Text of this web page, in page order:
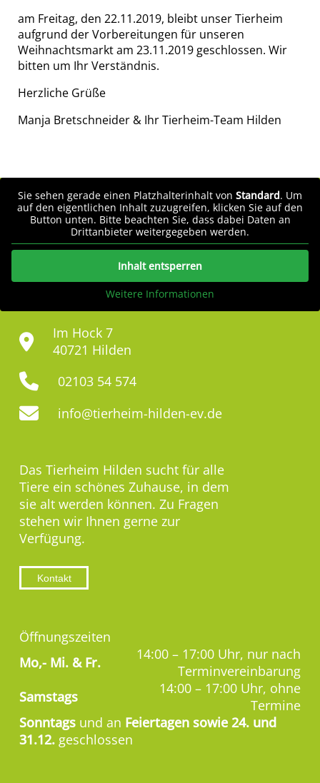
am Freitag, den 22.11.2019, bleibt unser Tierheim
aufgrund der Vorbereitungen für unseren
Weihnachtsmarkt am 23.11.2019 geschlossen. Wir
bitten um Ihr Verständnis.
Herzliche Grüße
Manja Bretschneider & Ihr Tierheim-Team Hilden
Sie sehen gerade einen Platzhalterinhalt von Standard. Um
auf den eigentlichen Inhalt zuzugreifen, klicken Sie auf den
Button unten. Bitte beachten Sie, dass dabei Daten an
Drittanbieter weitergegeben werden.
Inhalt entsperren
Weitere Informationen
Im Hock 7
40721 Hilden
02103 54 574
info@tierheim-hilden-ev.de
Das Tierheim Hilden sucht für alle
Tiere ein schönes Zuhause, in dem
sie alt werden können. Zu Fragen
stehen wir Ihnen gerne zur
Verfügung.
Kontakt
Öffnungszeiten
Mo,- Mi. & Fr.
14:00 – 17:00 Uhr, nur nach
Terminvereinbarung
Samstags
14:00 – 17:00 Uhr, ohne
Termine
Sonntags und an Feiertagen sowie 24. und
31.12. geschlossen